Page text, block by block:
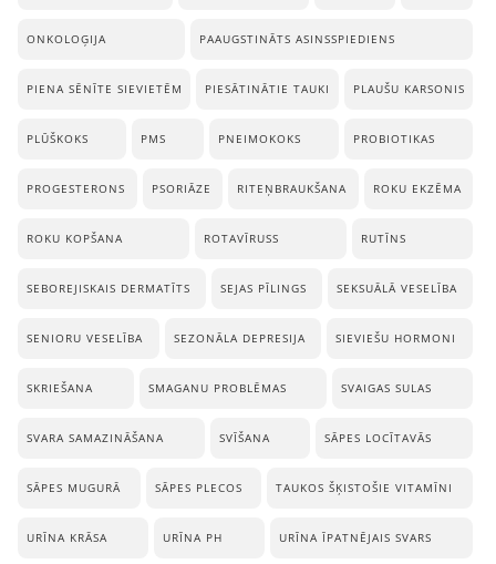
ONKOLOĢIJA PAAUGSTINĀTS ASINSSPIEDIENS
PIENA SĒNĪTE SIEVIETĒM PIESĀTINĀTIE TAUKI PLAUŠU KARSONIS
PLŪŠKOKS PMS PNEIMOKOKS PROBIOTIKAS
PROGESTERONS PSORIĀZE RITEŅBRAUKŠANA ROKU EKZĒMA
ROKU KOPŠANA ROTAVĪRUSS RUTĪNS
SEBOREJISKAIS DERMATĪTS SEJAS PĪLINGS SEKSUĀLĀ VESELĪBA
SENIORU VESELĪBA SEZONĀLA DEPRESIJA SIEVIEŠU HORMONI
SKRIEŠANA SMAGANU PROBLĒMAS SVAIGAS SULAS
SVARA SAMAZINĀŠANA SVĪŠANA SĀPES LOCĪTAVĀS
SĀPES MUGURĀ SĀPES PLECOS TAUKOS ŠĶISTOŠIE VITAMĪNI
URĪNA KRĀSA URĪNA PH URĪNA ĪPATNĒJAIS SVARS